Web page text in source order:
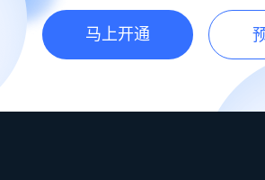
马上开通